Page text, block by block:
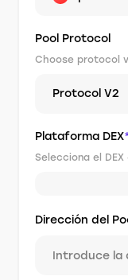
Pool Protocol
Choose protocol
Protocol V2
Plataforma DEX
Selecciona el
Dirección del